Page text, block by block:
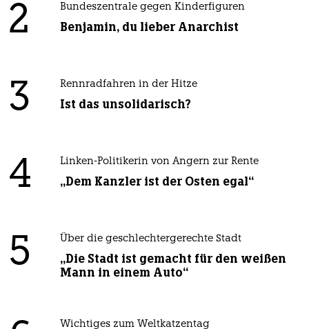
2 Bundeszentrale gegen Kinderfiguren
Benjamin, du lieber Anarchist
3 Rennradfahren in der Hitze
Ist das unsolidarisch?
4 Linken-Politikerin von Angern zur Rente
„Dem Kanzler ist der Osten egal“
5 Über die geschlechtergerechte Stadt
„Die Stadt ist gemacht für den weißen
Mann in einem Auto“
Wichtiges zum Weltkatzentag